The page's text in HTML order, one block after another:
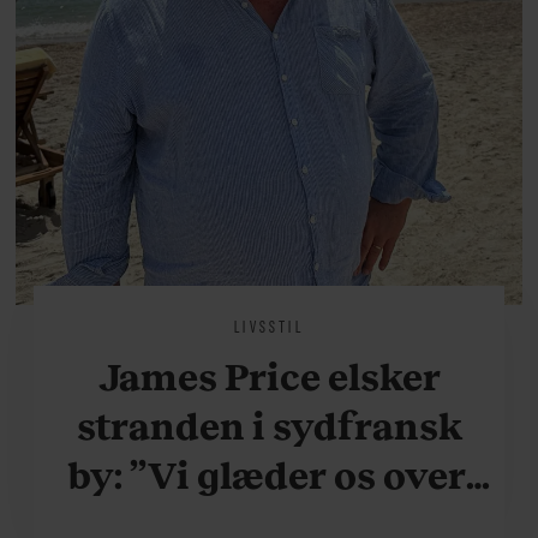
LIVSSTIL
James Price elsker
stranden i sydfransk
by: ”Vi glæder os over,